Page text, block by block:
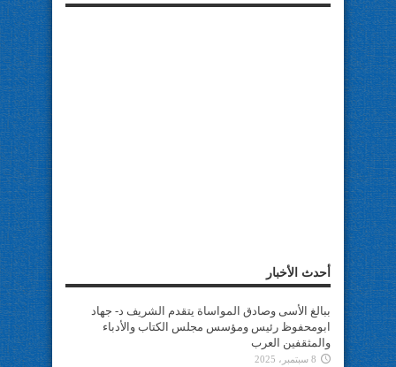
أحدث الأخبار
ببالغ الأسى وصادق المواساة يتقدم الشريف د- جهاد
ابومحفوظ رئيس ومؤسس مجلس الكتاب والأدباء
والمثقفين العرب
8 سبتمبر، 2025